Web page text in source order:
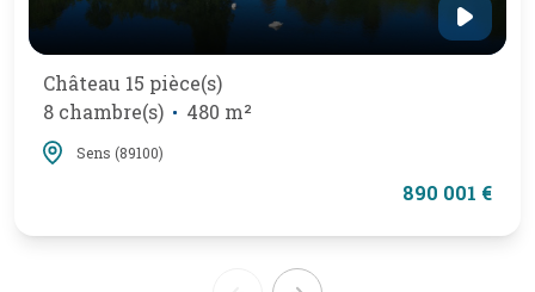
Château 15 pièce(s)
8 chambre(s)
480 m²
Sens (89100)
890 001 €